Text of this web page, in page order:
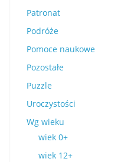
Patronat
Podróże
Pomoce naukowe
Pozostałe
Puzzle
Uroczystości
Wg wieku
wiek 0+
wiek 12+